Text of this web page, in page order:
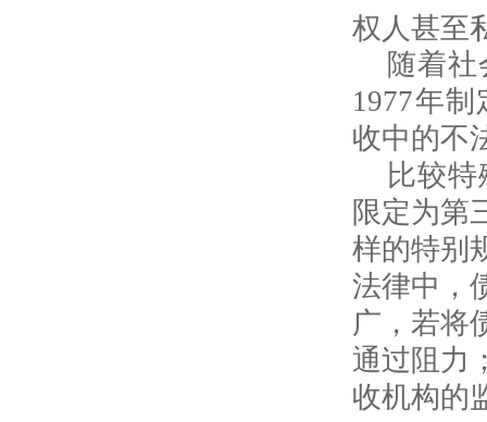
权人甚至
随着
1977年
收中的不
比较
限定为第
样的特别
法律中，
广，若将
通过阻力
收机构的